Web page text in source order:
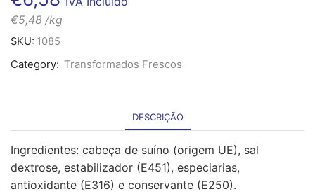
€5,48 /kg
SKU: 1085
Category: Transformados Frescos
DESCRIÇÃO
Ingredientes: cabeça de suíno (origem UE), sal
dextrose, estabilizador (E451), especiarias,
antioxidante (E316) e conservante (E250).